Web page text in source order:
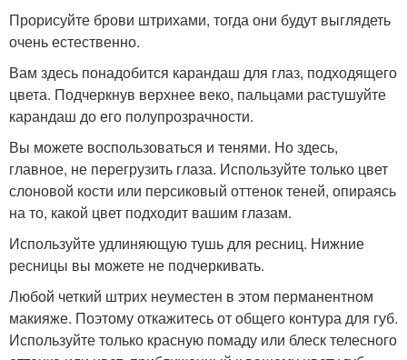
Прорисуйте брови штрихами, тогда они будут выглядеть
очень естественно.
Вам здесь понадобится карандаш для глаз, подходящего
цвета. Подчеркнув верхнее веко, пальцами растушуйте
карандаш до его полупрозрачности.
Вы можете воспользоваться и тенями. Но здесь,
главное, не перегрузить глаза. Используйте только цвет
слоновой кости или персиковый оттенок теней, опираясь
на то, какой цвет подходит вашим глазам.
Используйте удлиняющую тушь для ресниц. Нижние
ресницы вы можете не подчеркивать.
Любой четкий штрих неуместен в этом перманентном
макияже. Поэтому откажитесь от общего контура для губ.
Используйте только красную помаду или блеск телесного